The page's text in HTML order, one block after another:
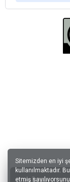
Sitemizden en iyi
kullanılmaktadır.
etmiş